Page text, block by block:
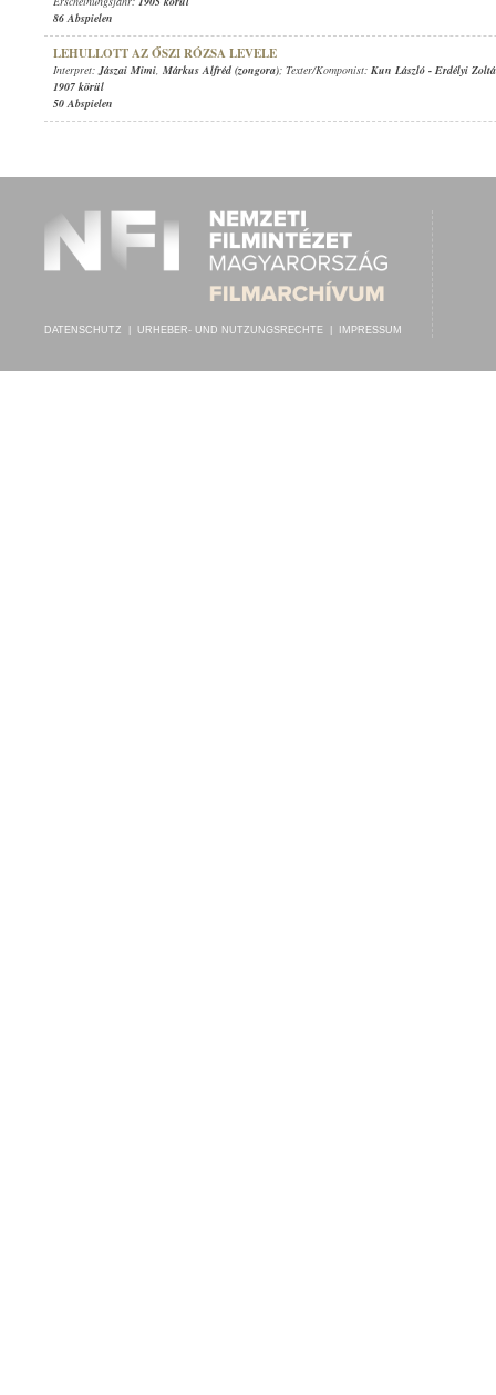
86 Abspielen
LEHULLOTT AZ ŐSZI RÓZSA LEVELE
Interpret:Jászai Mimi, Márkus Alfréd (zongora); Texter/Komponist: Kun László - Erdélyi
1907 körül
50 Abspielen
DATENSCHUTZ URHEBER- UND NUTZUNGSRECHTE IMPRESSUM